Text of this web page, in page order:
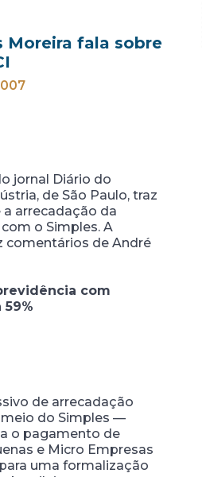
Moreira fala sobre
jornal Diário do
de São Paulo, traz
arrecadação da
o Simples. A
comentários de André
com
de arrecadação
do Simples —
o pagamento de
e Micro Empresas
uma formalização